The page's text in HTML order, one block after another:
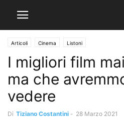
Articoli Cinema Listoni
I migliori film
ma che
vedere
Di Tiziano Costantini - 28 Marzo 2021